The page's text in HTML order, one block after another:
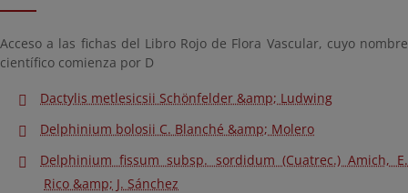
Acceso a las fichas del Libro Rojo de Flora Vascular, cuyo nombre
científico comienza por D
Dactylis metlesicsii Schönfelder &amp; Ludwing
Delphinium bolosii C. Blanché &amp; Molero
Delphinium fissum subsp. sordidum (Cuatrec.) Amich, E.
Rico &amp; J. Sánchez